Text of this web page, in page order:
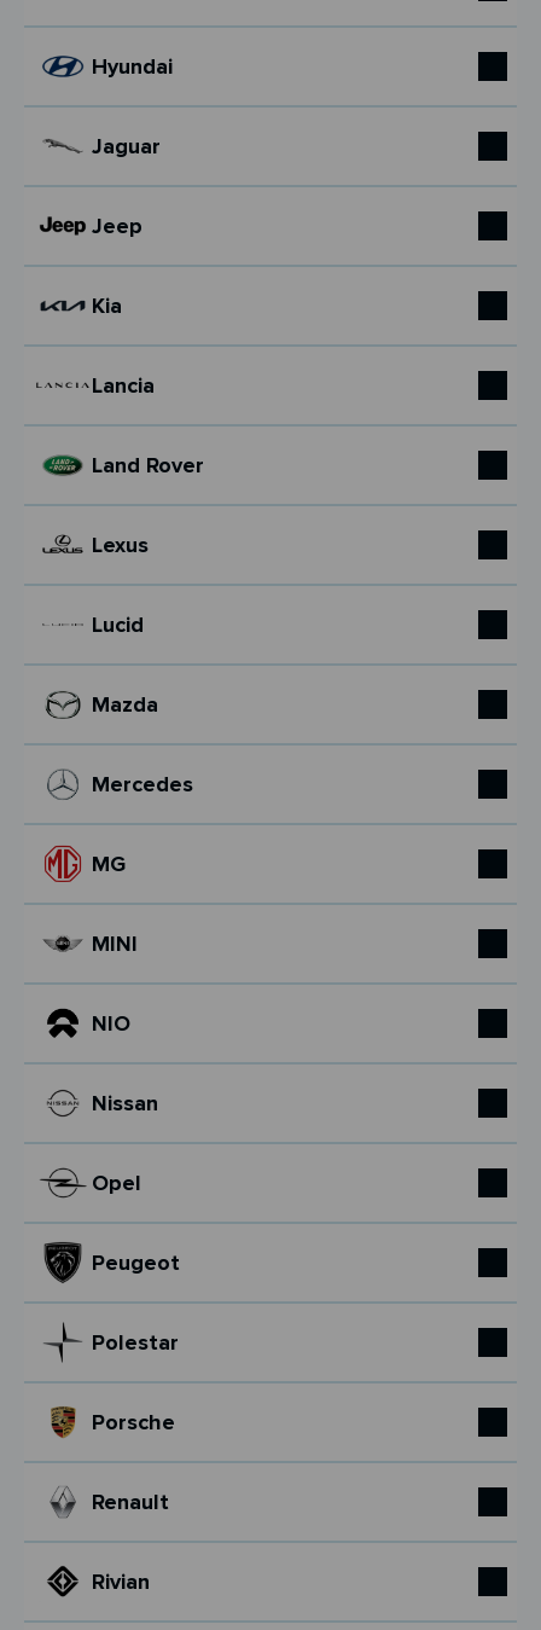
Hyundai
Jaguar
Jeep
Kia
Lancia
Land Rover
Lexus
Lucid
Mazda
Mercedes
MG
MINI
NIO
Nissan
Opel
Peugeot
Polestar
Porsche
Renault
Rivian